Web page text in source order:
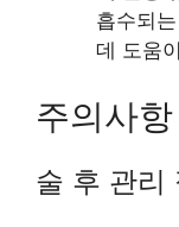
흡수되
데 도움
주의사항
술 후 관리